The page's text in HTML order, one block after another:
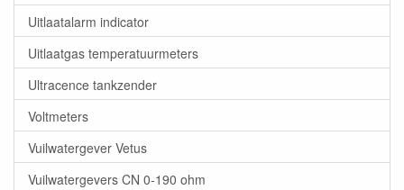
Uitlaatalarm indicator
Uitlaatgas temperatuurmeters
Ultracence tankzender
Voltmeters
Vuilwatergever Vetus
Vuilwatergevers CN 0-190 ohm